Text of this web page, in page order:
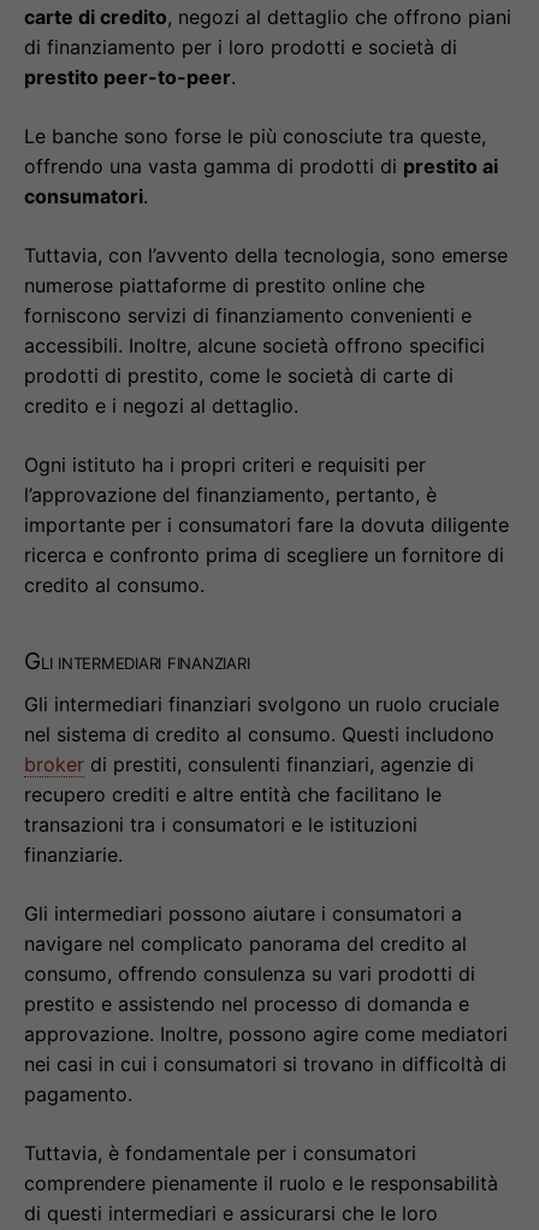
carte di credito, negozi al dettaglio che offrono piani
di finanziamento per i loro prodotti e società di
prestito peer-to-peer.
Le banche sono forse le più conosciute tra queste,
offrendo una vasta gamma di prodotti di prestito ai
consumatori.
Tuttavia, con l’avvento della tecnologia, sono emerse
numerose piattaforme di prestito online che
forniscono servizi di finanziamento convenienti e
accessibili. Inoltre, alcune società offrono specifici
prodotti di prestito, come le società di carte di
credito e i negozi al dettaglio.
Ogni istituto ha i propri criteri e requisiti per
l’approvazione del finanziamento, pertanto, è
importante per i consumatori fare la dovuta diligente
ricerca e confronto prima di scegliere un fornitore di
credito al consumo.
Gli intermediari finanziari
Gli intermediari finanziari svolgono un ruolo cruciale
nel sistema di credito al consumo. Questi includono
broker di prestiti, consulenti finanziari, agenzie di
recupero crediti e altre entità che facilitano le
transazioni tra i consumatori e le istituzioni
finanziarie.
Gli intermediari possono aiutare i consumatori a
navigare nel complicato panorama del credito al
consumo, offrendo consulenza su vari prodotti di
prestito e assistendo nel processo di domanda e
approvazione. Inoltre, possono agire come mediatori
nei casi in cui i consumatori si trovano in difficoltà di
pagamento.
Tuttavia, è fondamentale per i consumatori
comprendere pienamente il ruolo e le responsabilità
di questi intermediari e assicurarsi che le loro